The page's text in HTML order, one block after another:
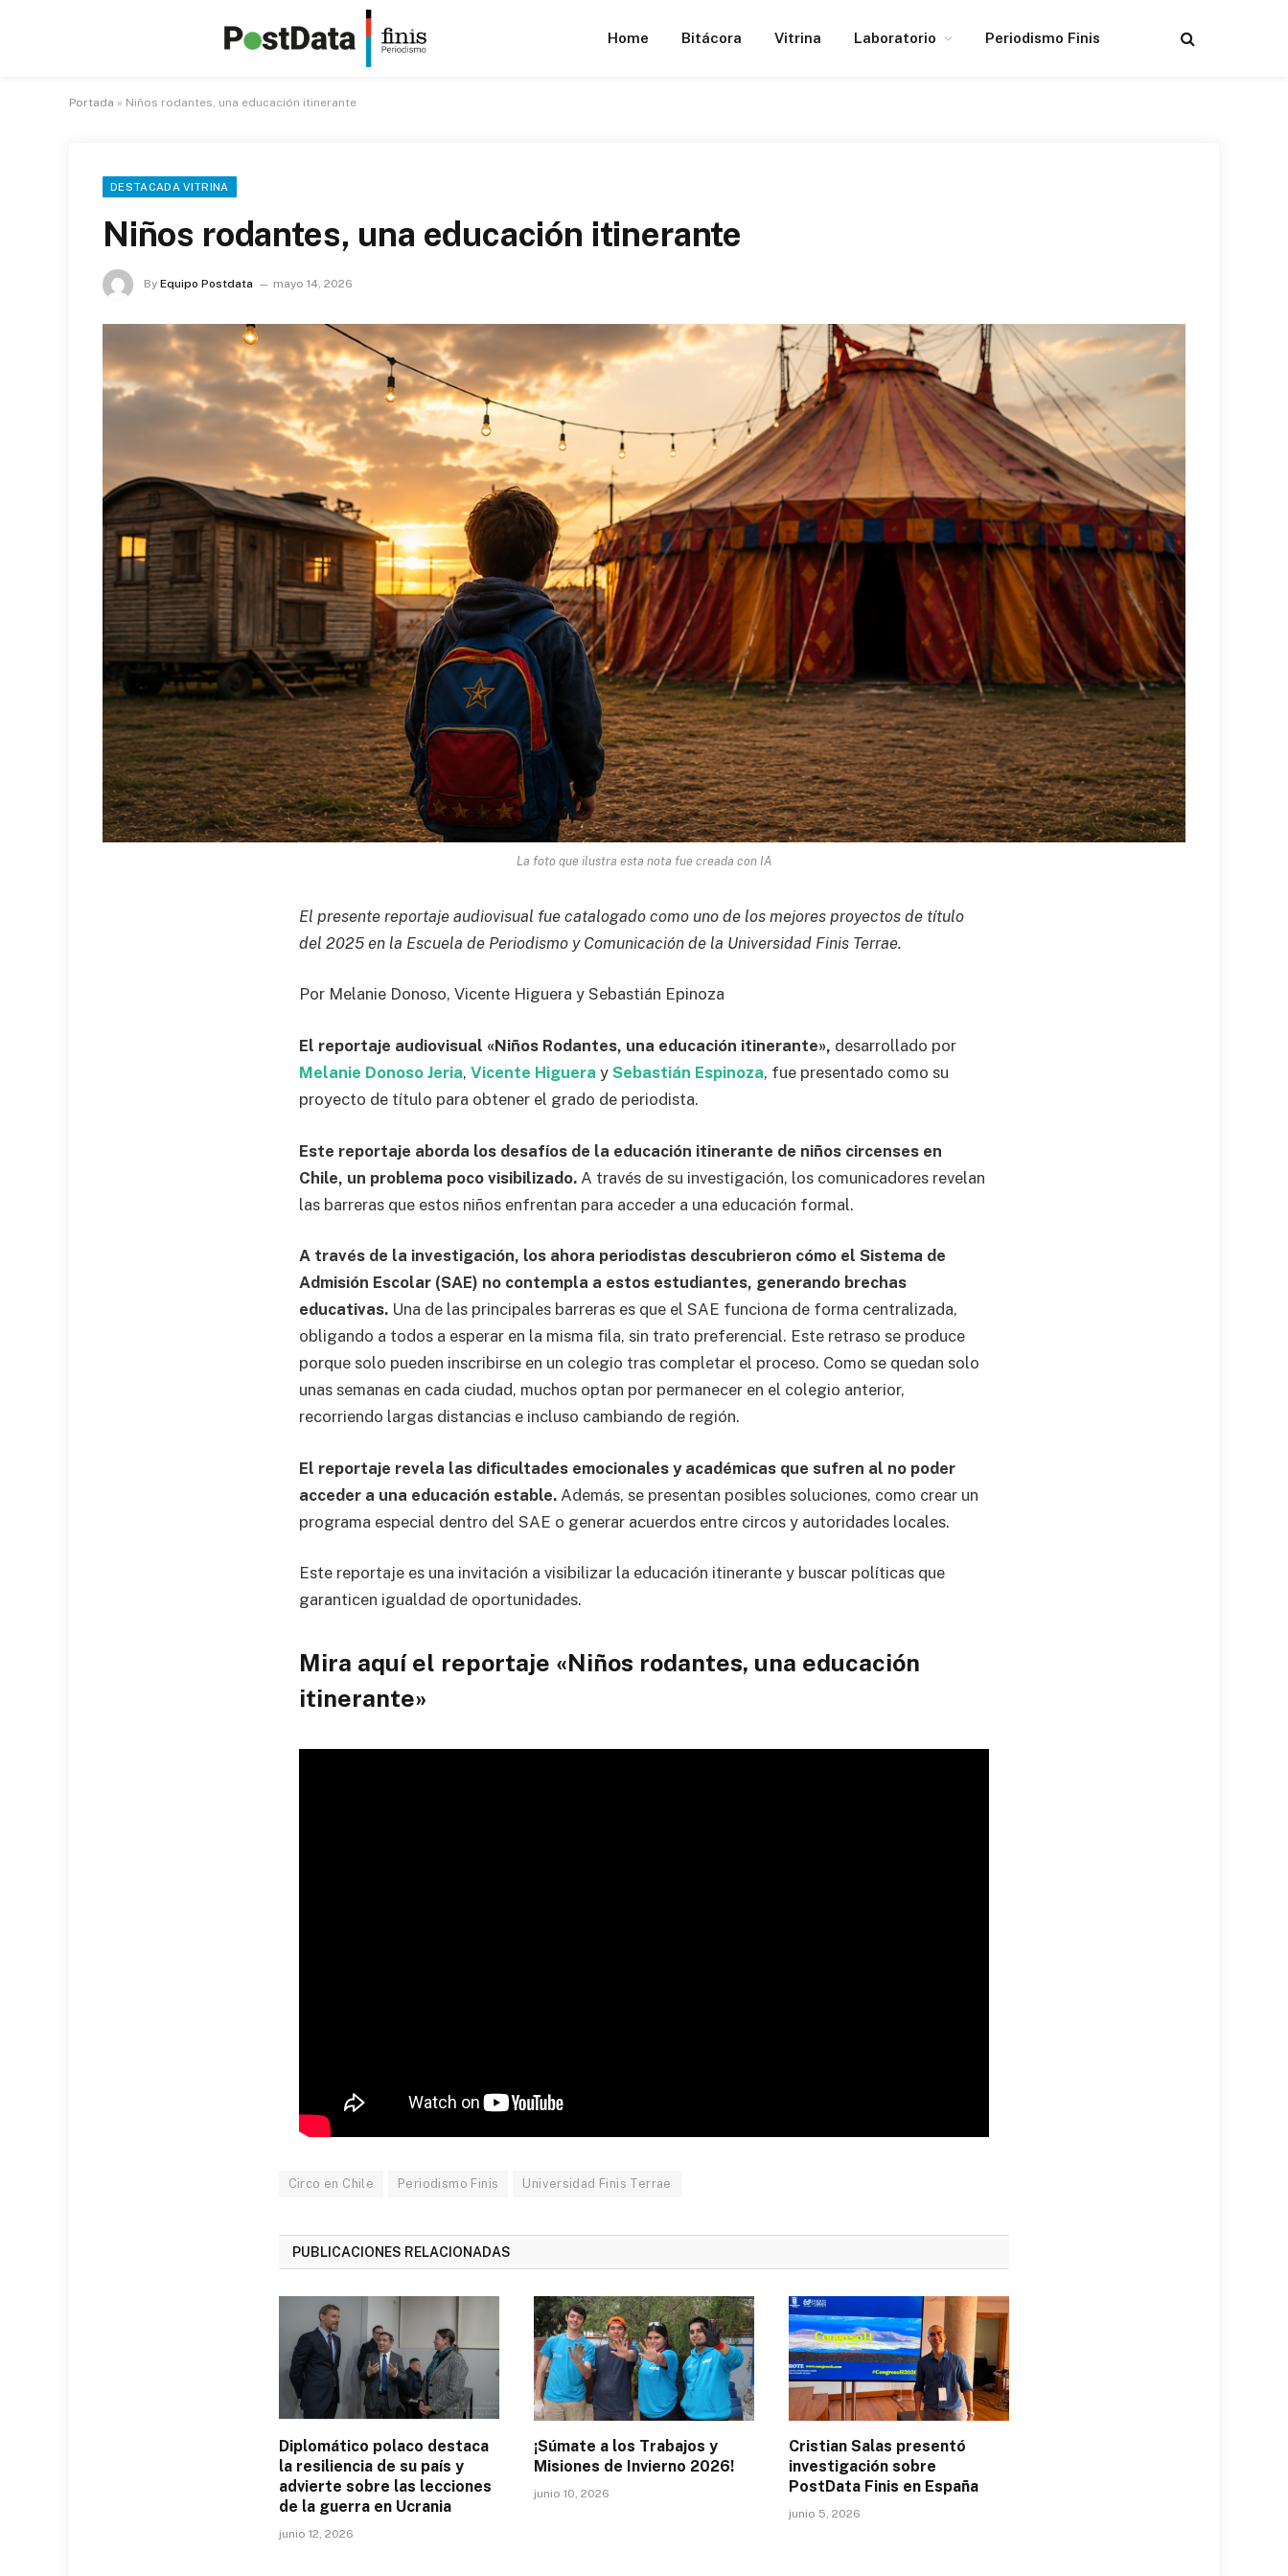
Home Bitácora Vitrina Laboratorio Periodismo Finis
Portada » Niños rodantes, una educación itinerante
DESTACADA VITRINA
Niños rodantes, una educación itinerante
By Equipo Postdata mayo 14, 2026
La foto que ilustra esta nota fue creada con IA
El presente reportaje audiovisual fue catalogado como uno de los mejores proyectos de título
del 2025 en la Escuela de Periodismo y Comunicación de la Universidad Finis Terrae.
Por Melanie Donoso, Vicente Higuera y Sebastián Epinoza
El reportaje audiovisual «Niños Rodantes, una educación itinerante», desarrollado por
Melanie Donoso Jeria, Vicente Higuera y Sebastián Espinoza, fue presentado como su
proyecto de título para obtener el grado de periodista.
Este reportaje aborda los desafíos de la educación itinerante de niños circenses en
Chile, un problema poco visibilizado. A través de su investigación, los comunicadores revelan
las barreras que estos niños enfrentan para acceder a una educación formal.
A través de la investigación, los ahora periodistas descubrieron cómo el Sistema de
Admisión Escolar (SAE) no contempla a estos estudiantes, generando brechas
educativas. Una de las principales barreras es que el SAE funciona de forma centralizada,
obligando a todos a esperar en la misma fila, sin trato preferencial. Este retraso se produce
porque solo pueden inscribirse en un colegio tras completar el proceso. Como se quedan solo
unas semanas en cada ciudad, muchos optan por permanecer en el colegio anterior,
recorriendo largas distancias e incluso cambiando de región.
El reportaje revela las dificultades emocionales y académicas que sufren al no poder
acceder a una educación estable. Además, se presentan posibles soluciones, como crear un
programa especial dentro del SAE o generar acuerdos entre circos y autoridades locales.
Este reportaje es una invitación a visibilizar la educación itinerante y buscar políticas que
garanticen igualdad de oportunidades.
Mira aquí el reportaje «Niños rodantes, una educación
itinerante»
Circo en Chile Periodismo Finis Universidad Finis Terrae
PUBLICACIONES RELACIONADAS
Diplomático polaco destaca
la resiliencia de su país y
advierte sobre las lecciones
de la guerra en Ucrania
junio 12, 2026
¡Súmate a los Trabajos y
Misiones de Invierno 2026!
junio 10, 2026
Cristian Salas presentó
investigación sobre
PostData Finis en España
junio 5, 2026